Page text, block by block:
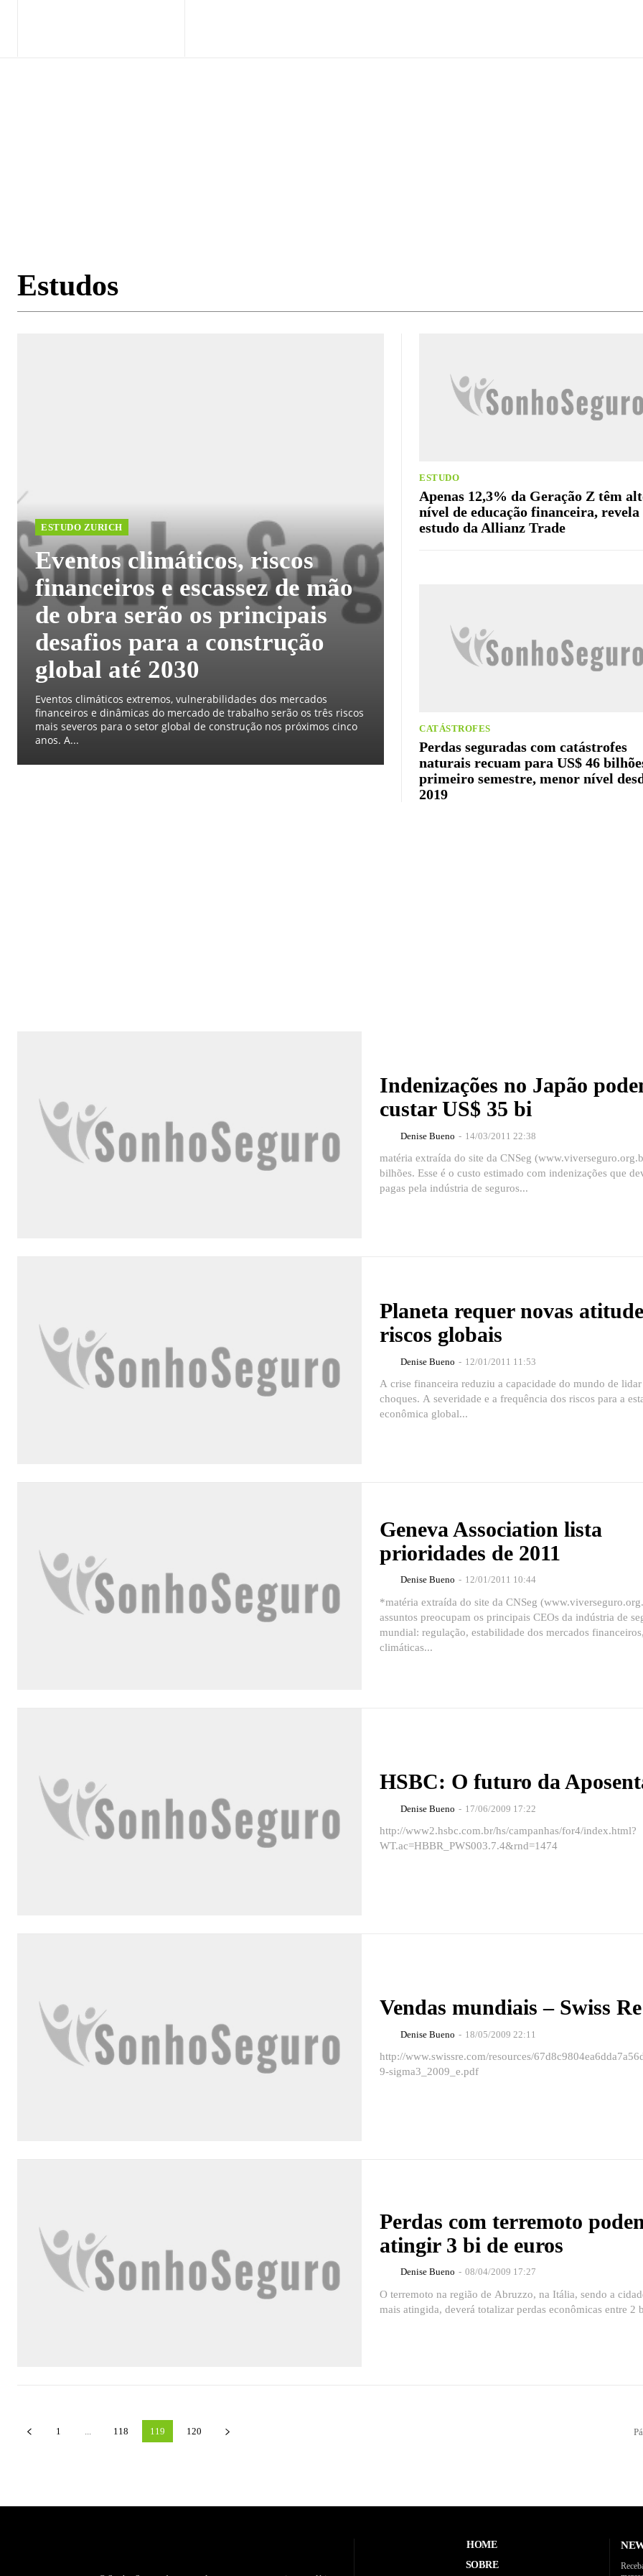
Estudos
ESTUDO ZURICH
Eventos climáticos, riscos
financeiros e escassez de mão
de obra serão os principais
desafios para a construção
global até 2030
Eventos climáticos extremos, vulnerabilidades dos mercados
financeiros e dinâmicas do mercado de trabalho serão os três riscos
mais severos para o setor global de construção nos próximos cinco
anos. A...
ESTUDO
Apenas 12,3% da Geração Z têm
nível de educação financeira, revela
estudo da Allianz Trade
CATÁSTROFES
Perdas seguradas com catástrofes
naturais recuam para US$ 46
primeiro semestre, menor nível
2019
Indenizações no Japão
custar US$ 35 bi
Denise Bueno - 14/03/2011 22:38
matéria extraída do site da CNSeg
bilhões. Esse é o custo estimado com indenizações que
pagas pela indústria de seguros...
Planeta requer novas
riscos globais
Denise Bueno - 12/01/2011 11:53
A crise financeira reduziu a capacidade do mundo de
choques. A severidade e a frequência dos riscos para a
econômica global...
Geneva Association lista
prioridades de 2011
Denise Bueno - 12/01/2011 10:44
*matéria extraída do site da CNSeg
assuntos preocupam os principais CEOs da indústria de
mundial: regulação, estabilidade dos mercados
climáticas...
HSBC: O futuro da
Denise Bueno - 17/06/2009 17:22
http://www2.hsbc.com.br/hs/campanhas/for4/index.html?
WT.ac=HBBR_PWS003.7.4&rnd=1474
Vendas mundiais – Swiss
Denise Bueno - 18/05/2009 22:11
http://www.swissre.com/resources/
9-sigma3_2009_e.pdf
Perdas com terremoto
atingir 3 bi de euros
Denise Bueno - 08/04/2009 17:27
O terremoto na região de Abruzzo, na Itália, sendo a
mais atingida, deverá totalizar perdas econômicas entre 2
1 118 119 120
HOME
SOBRE